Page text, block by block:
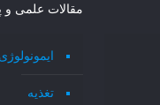
مقالات علمی
ایمونولوژی
تغذیه